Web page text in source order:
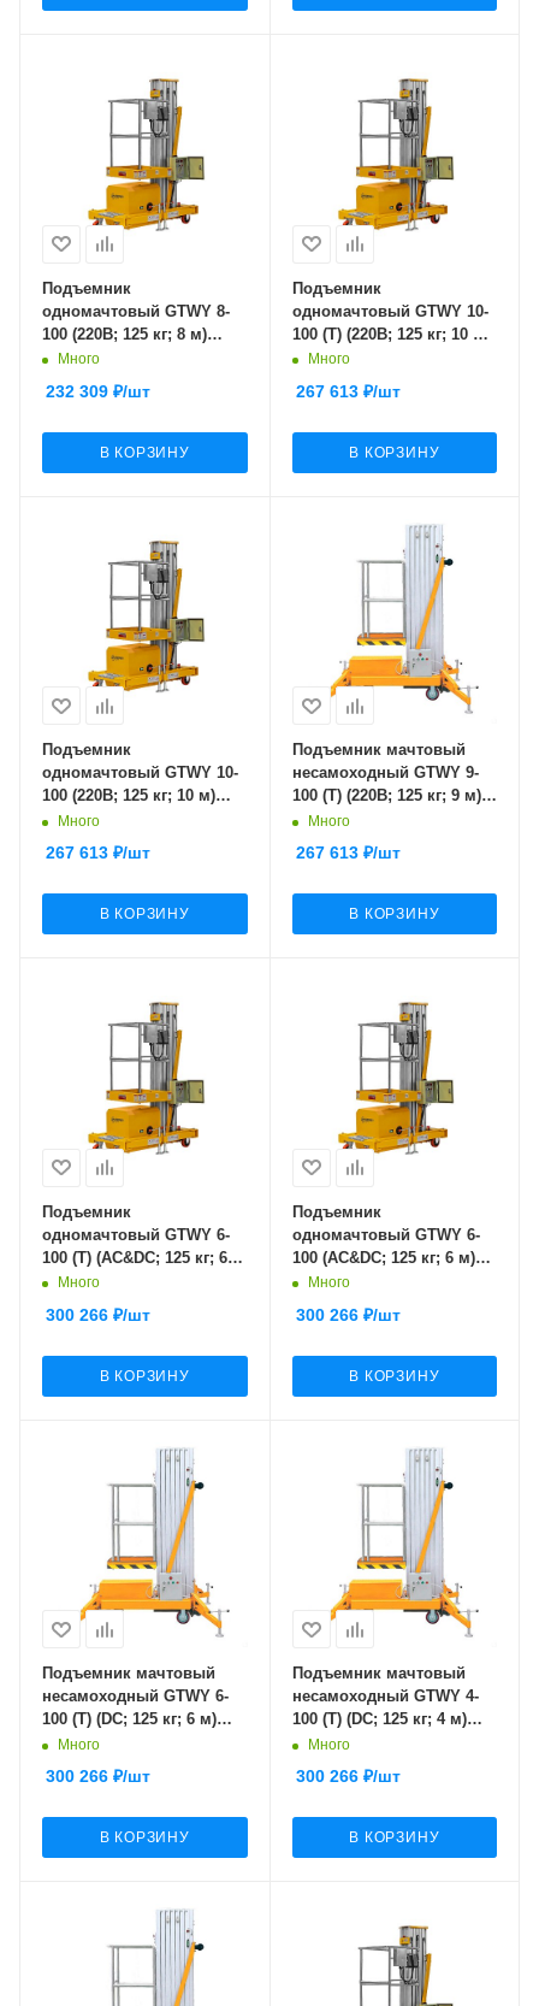
Подъемник
одномачтовый GTWY 8-
100 (220В; 125 кг; 8 м)
SMARTLIFT (SMART)
Много
232 309 ₽/шт
В КОРЗИНУ
Подъемник
одномачтовый GTWY 10-
100 (T) (220В; 125 кг; 10 м)
SMARTLIFT (SMART)
Много
267 613₽/шт
В КОРЗИНУ
Подъемник
одномачтовый GTWY 10-
100 (220В; 125 кг; 10 м)
SMARTLIFT (SMART)
Много
267 613 ₽/шт
В КОРЗИНУ
Подъемник мачтовый
несамоходный GTWY 9-
100 (T) (220В; 125 кг; 9 м)
SMARTLIFT
Много
267 613₽/шт
В КОРЗИНУ
Подъемник
одномачтовый GTWY 6-
100 (T) (AC&DC; 125 кг; 6
м) SMARTLIFT (SMART)
Много
300 266 ₽/шт
В КОРЗИНУ
Подъемник
одномачтовый GTWY 6-
100 (AC&DC; 125 кг; 6 м)
SMARTLIFT (SMART)
Много
300 266₽/шт
В КОРЗИНУ
Подъемник мачтовый
несамоходный GTWY 6-
100 (T) (DC; 125 кг; 6 м)
SMARTLIFT
Много
300 266 ₽/шт
В КОРЗИНУ
Подъемник мачтовый
несамоходный GTWY 4-
100 (T) (DC; 125 кг; 4 м)
SMARTLIFT
Много
300 266₽/шт
В КОРЗИНУ